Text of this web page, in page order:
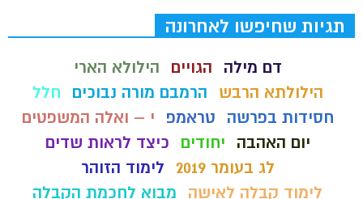
תגיות שחיפשו לאחרונה
דם מילה הגויים
הילולא הארי
הילולתא הרבש
הרמבם מורה נבוכים
חלל
חסידות בפרשה
טראמפ
י – ואלה המשפטים
יום האהבה
יחודים
כיצד לראות שדים
לג בעומר 2019
לימוד הזוהר
לימוד קבלה לאישה
מבוא לחכמת הקבלה